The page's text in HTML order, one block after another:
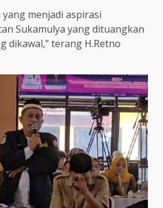
menjadi aspirasi
Sukamulya yang dituangkan
dikawal,” terang H.Retno